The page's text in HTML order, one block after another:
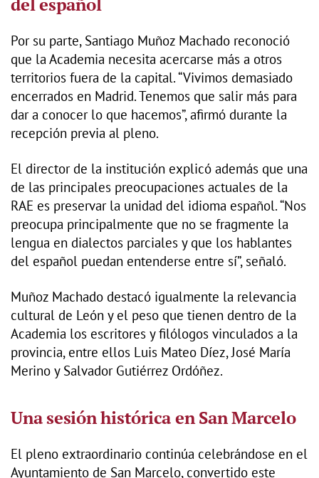
Por su parte, Santiago Muñoz Machado reconoció
que la Academia necesita acercarse más a otros
territorios fuera de la capital. “Vivimos demasiado
encerrados en Madrid. Tenemos que salir más para
dar a conocer lo que hacemos”, afirmó durante la
recepción previa al pleno.
El director de la institución explicó además que una
de las principales preocupaciones actuales de la
RAE es preservar la unidad del idioma español. “Nos
preocupa principalmente que no se fragmente la
lengua en dialectos parciales y que los hablantes
del español puedan entenderse entre sí”, señaló.
Muñoz Machado destacó igualmente la relevancia
cultural de León y el peso que tienen dentro de la
Academia los escritores y filólogos vinculados a la
provincia, entre ellos Luis Mateo Díez, José María
Merino y Salvador Gutiérrez Ordóñez.
Una sesión histórica en San Marcelo
El pleno extraordinario continúa celebrándose en el
Ayuntamiento de San Marcelo, convertido este